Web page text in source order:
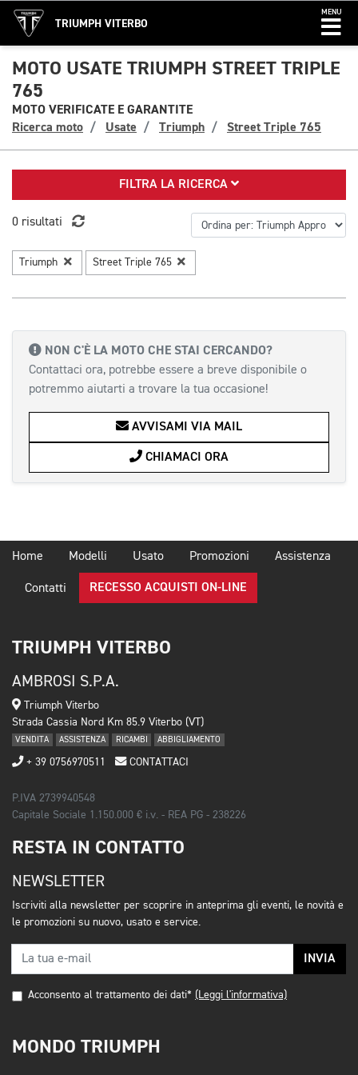
TRIUMPH VITERBO
MENU
MOTO USATE TRIUMPH STREET TRIPLE
765
MOTO VERIFICATE E GARANTITE
Ricerca moto
Usate Triumph Street Triple 765
FILTRA LA RICERCA
0 risultati
Triumph Street Triple 765
NON C'È LA MOTO CHE STAI CERCANDO?
Contattaci ora, potrebbe essere a breve disponibile o
potremmo aiutarti a trovare la tua occasione!
AVVISAMI VIA MAIL
CHIAMACI ORA
Home Modelli Usato Promozioni Assistenza
Contatti RECESSO ACQUISTI ON-LINE
TRIUMPH VITERBO
AMBROSI S.P.A.
Triumph Viterbo
Strada Cassia Nord Km 85.9 Viterbo (VT)
VENDITA ASSISTENZA RICAMBI ABBIGLIAMENTO
+ 39 0756970511 CONTATTACI
P.IVA 2739940548
Capitale Sociale 1.150.000 € i.v. - REA PG - 238226
RESTA IN CONTATTO
NEWSLETTER
Iscriviti alla newsletter per scoprire in anteprima gli eventi, le novità e
le promozioni su nuovo, usato e service.
INVIA
Acconsento al trattamento dei dati* (Leggi l'informativa)
MONDO TRIUMPH